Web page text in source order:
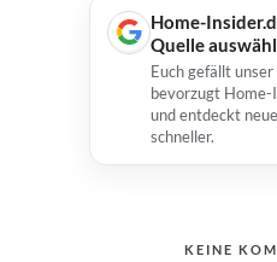
Home-
Quelle
Euch gefällt
bevorzugt Home-
und entdeckt
schneller.
KEINE